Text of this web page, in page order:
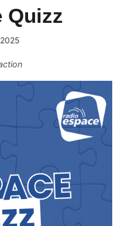
Quizz